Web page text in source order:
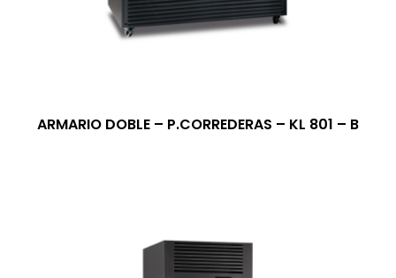
ARMARIO DOBLE – P.CORREDERAS – KL 801 – B